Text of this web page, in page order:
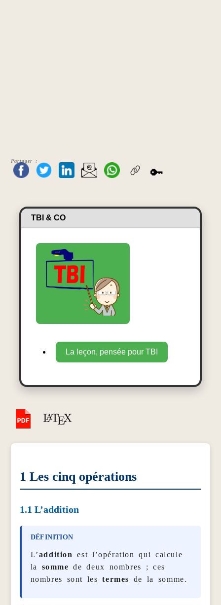
Partager :
🔑
TBI & CO
La leçon, pensée pour TBI
1 Les cinq opérations
1.1 L’addition
L’addition est l’opération qui calcule
la somme de deux nombres ; ces
nombres sont lestermes de la somme.